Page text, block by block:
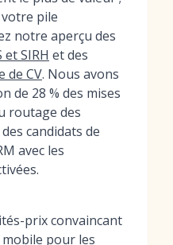
pile
notre aperçu des
SIRH et des
de CV. Nous avons
de 28 % des mises
routage des
candidats de
avec les
prix convaincant
pour les